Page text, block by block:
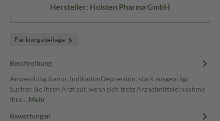
Hersteller: Holsten Pharma GmbH
Packungsbeilage
Beschreibung
Anwendung &amp; IndikationDepression, stark ausgeprägt
Suchen Sie Ihren Arzt auf, wenn sich trotz Arzneimitteleinnahme
Ihre… Mehr
Bewertungen